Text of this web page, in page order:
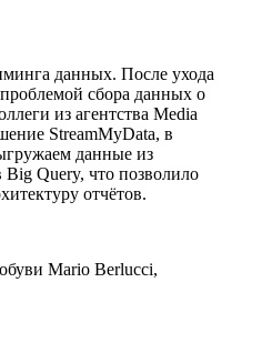
данных. После ухода
сбора данных о
из агентства Media
StreamMyData, в
данные из
Query, что позволило
отчётов.
Mario Berlucci,